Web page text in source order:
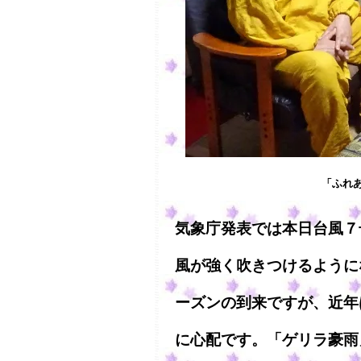
「ふれ
気象庁発表では本日台風
風が強く吹きつけるよう
ーズンの到来ですが、近
に心配です。「ゲリラ豪